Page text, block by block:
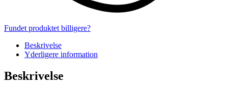
Fundet produktet billigere?
Beskrivelse
Yderligere information
Beskrivelse